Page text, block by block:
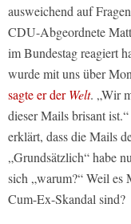
ausweichend auf
CDU-Abgeordnete
im Bundestag reagiert
wurde mit uns über
sagte er derWelt. „Wir
dieser Mails brisant
erklärt, dass die Mails
„Grundsätzlich“ habe
sich „warum?“ Weil
Cum-Ex-Skandal sind?